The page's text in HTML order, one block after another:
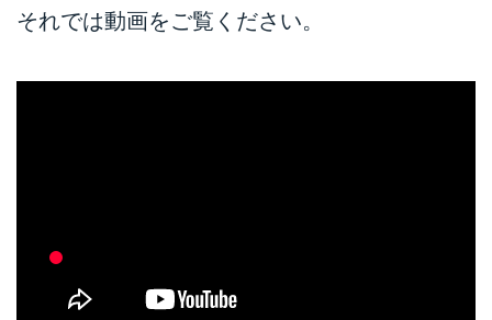
それでは動画をご覧ください。